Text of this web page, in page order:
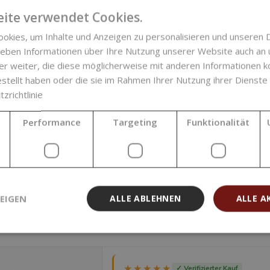
Oil) wird durchKaltpressunghergestellt.
ein ausgeprägtes Marzipanaroma.
und daher hervorragend geeignet für
Haut. Es enthält außerdemLinolsäure,
B5 sowie Beta-Sitosterol
von der Haut aufgenommen, ohne ein
Es ist sehr stabil.
Qualität des Produkts finden Sie im
neuen Charge aktualisieren.
vonkosmetischer Qualitätund für die
Verwenden Sie bei der Handhabung
INCI
CAS-
verwendet Cookies.
um Inhalte und Anzeigen zu personalisieren und unseren
Informationen über Ihre Nutzung unserer Website auch an
weiter, die diese möglicherweise mit anderen Informationen
haben oder die sie im Rahmen Ihrer Nutzung ihrer
Performance Targeting Funktionalität
ALLE
ALLE ABLEHNEN